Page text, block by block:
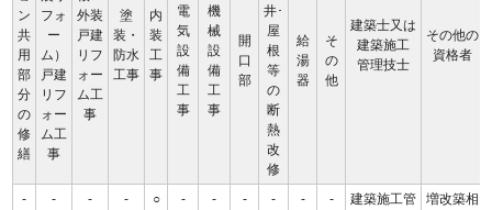
ン
共
用
部
分
の
修
繕
フォ
ー
ム）
戸建
リフ
ォー
ム工
事
外装
戸建
リフ
ォー
ム工
事
塗
装・
防水
工事
内
装
工
事
建築士又は
建築施工
管理技士
その他の
資格者
電
気
設
備
工
事
機
械
設
備
工
事
開
口
部
井･
屋
根
等
の
断
熱
改
修
給
湯
器
そ
の
他
- - - - ○ - - - - - -
建築施工管
増改築相